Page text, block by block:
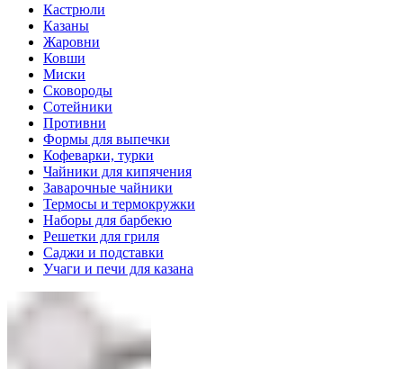
Кастрюли
Казаны
Жаровни
Ковши
Миски
Сковороды
Сотейники
Противни
Формы для выпечки
Кофеварки, турки
Чайники для кипячения
Заварочные чайники
Термосы и термокружки
Наборы для барбекю
Решетки для гриля
Саджи и подставки
Учаги и печи для казана